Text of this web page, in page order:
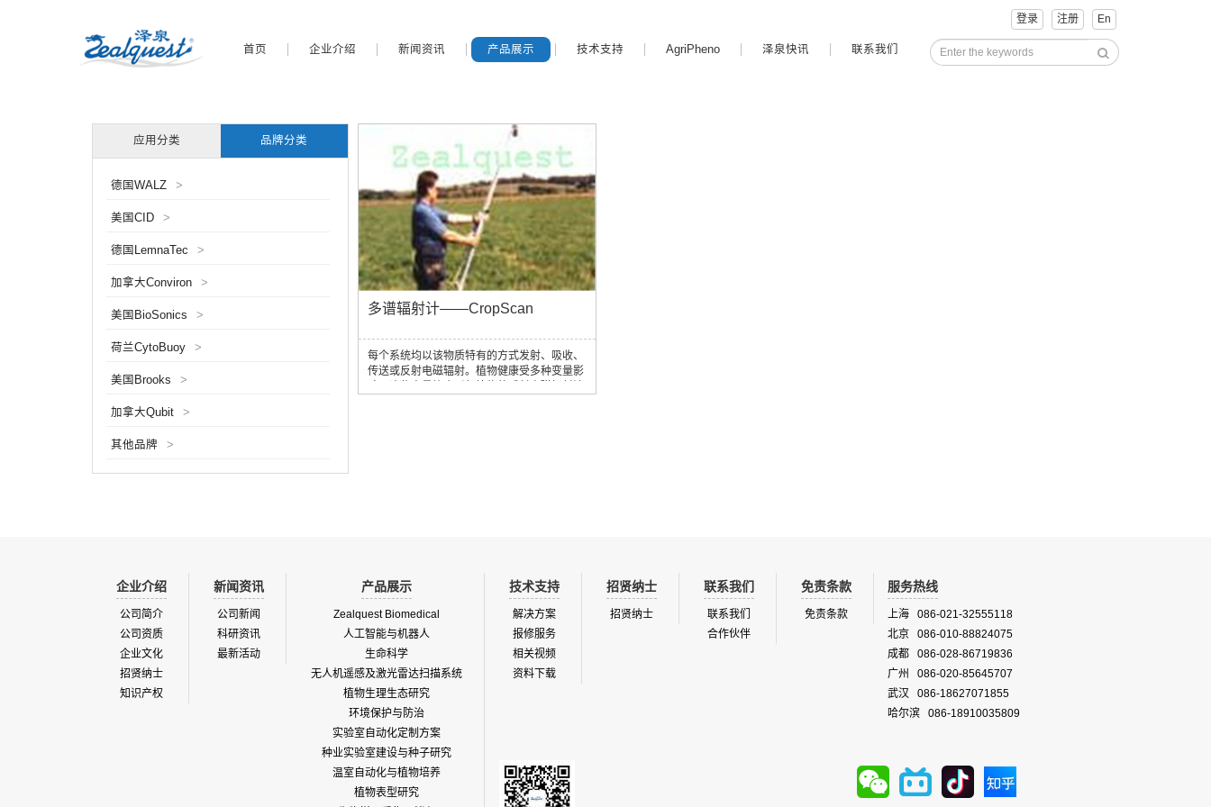
登录 注册 En
首页 企业介绍 新闻资讯 产品展示 技术支持 AgriPheno 泽泉快讯 联系我们
应用分类 品牌分类
德国WALZ >
美国CID >
德国LemnaTec >
加拿大Conviron >
美国BioSonics >
荷兰CytoBuoy >
美国Brooks >
加拿大Qubit >
其他品牌 >
多谱辐射计——CropScan
每个系统均以该物质特有的方式发射、吸收、
传送或反射电磁辐射。植物健康受多种变量影
企业介绍
公司简介
公司资质
企业文化
招贤纳士
知识产权
新闻资讯
公司新闻
科研资讯
最新活动
产品展示
Zealquest Biomedical
人工智能与机器人
生命科学
无人机遥感及激光雷达扫描系统
植物生理生态研究
环境保护与防治
实验室自动化定制方案
种业实验室建设与种子研究
温室自动化与植物培养
植物表型研究
技术支持
解决方案
报修服务
相关视频
资料下载
招贤纳士
招贤纳士
联系我们
联系我们
合作伙伴
免责条款
免责条款
服务热线
上海 086-021-32555118
北京 086-010-88824075
成都 086-028-86719836
广州 086-020-85645707
武汉 086-18627071855
哈尔滨 086-18910035809